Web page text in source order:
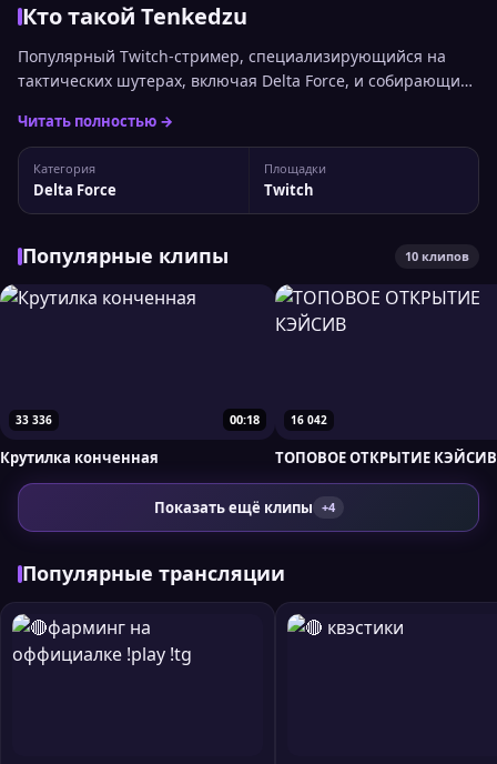
Кто такой Tenkedzu
Популярный Twitch-стример, специализирующийся на
тактических шутерах, включая Delta Force, и собирающий
Читать полностью →
Категория
Delta Force
Площадки
Twitch
Популярные клипы 10 клипов
00:18
33 336
Крутилка конченная
16 042
ТОПОВОЕ ОТКРЫТИЕ КЭЙСИВ
Показать ещё клипы +4
Популярные трансляции